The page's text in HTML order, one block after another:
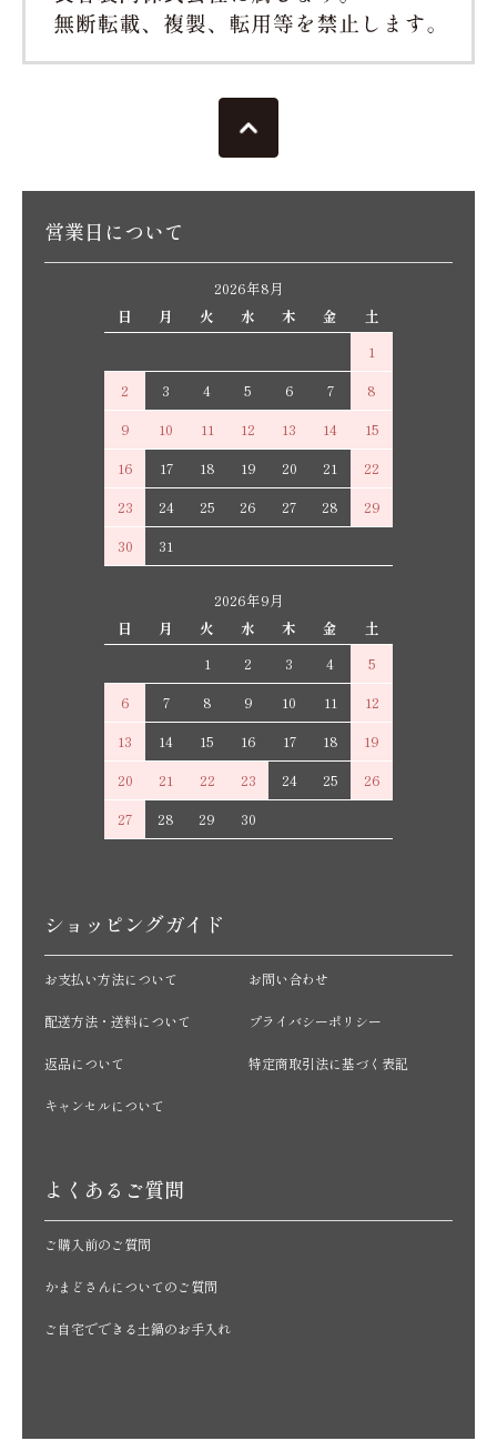
営業日について
2026年8月
日
月 火 水 木 金
土
1
2
3 4 5 6 7
8
9
10 11 12 13 14
15
16
17 18 19 20 21
22
23
24 25 26 27 28
29
30
31
2026年9月
日
月 火 水 木 金
土
1
2 3 4
5
6
7 8 9 10 11
12
13
14 15 16 17 18
19
20
21 22 23 24 25
26
27
28 29 30
ショッピングガイド
お支払い方法について
配送方法・送料について
返品について
キャンセルについて
お問い合わせ
プライバシーポリシー
特定商取引法に基づく表記
よくあるご質問
ご購入前のご質問
かまどさんについてのご質問
ご自宅でできる土鍋のお手入れ